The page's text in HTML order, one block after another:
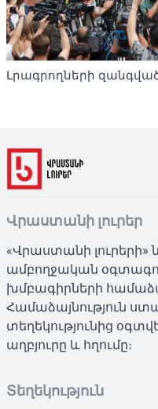
Լրագրողների
Վրաստանի լուրեր
«Վրաստանի լուրերի»
ամբողջական
խմբագիրների
Համաձայնություն
տեղեկությունից
աղբյուրը և հղումը։
Տեղեկություն